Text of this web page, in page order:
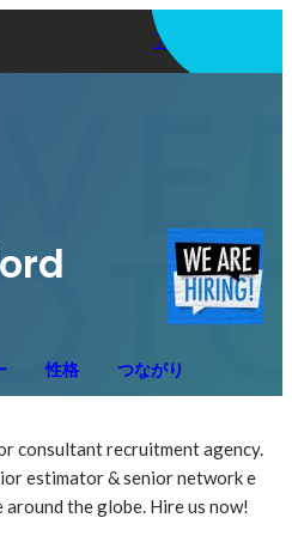
アプリを使う
性格 つながり
consultant recruitment agency.
estimator & senior network e
the globe. Hire us now!